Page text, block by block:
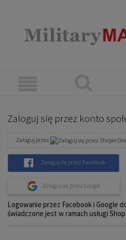
Zaloguj się przez konto
Zaloguj przez
Zaloguj się przez Facebook
Zaloguj się przez Google
Logowanie przez Facebook i Google
świadczone jest w ramach usługi